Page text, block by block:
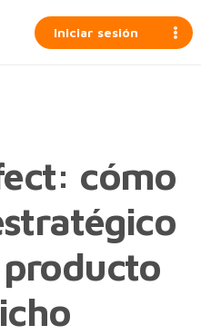
Iniciar sesión
cómo